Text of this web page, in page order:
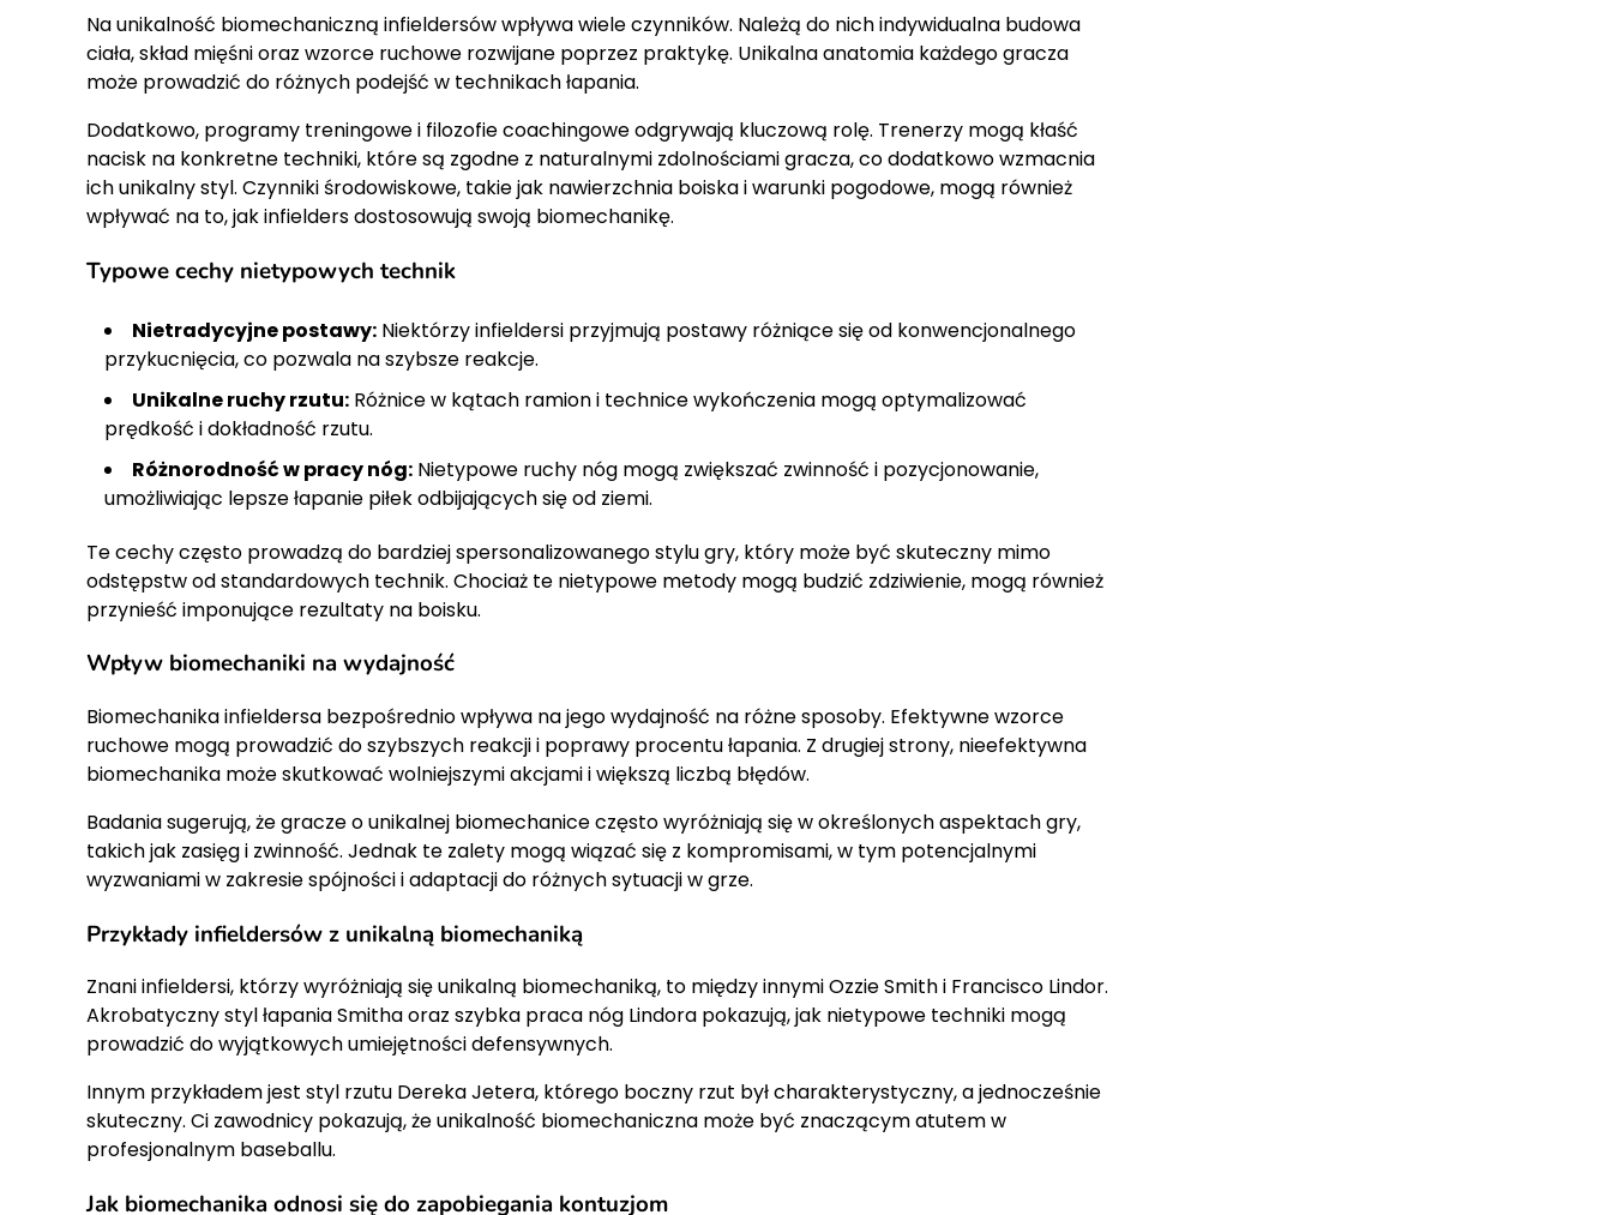
Na unikalność biomechaniczną infieldersów wpływa wiele czynników. Należą do nich indywidualna budowa
ciała, skład mięśni oraz wzorce ruchowe rozwijane poprzez praktykę. Unikalna anatomia każdego gracza
może prowadzić do różnych podejść w technikach łapania.
Dodatkowo, programy treningowe i filozofie coachingowe odgrywają kluczową rolę. Trenerzy mogą kłaść
nacisk na konkretne techniki, które są zgodne z naturalnymi zdolnościami gracza, co dodatkowo wzmacnia
ich unikalny styl. Czynniki środowiskowe, takie jak nawierzchnia boiska i warunki pogodowe, mogą również
wpływać na to, jak infielders dostosowują swoją biomechanikę.
Typowe cechy nietypowych technik
Nietradycyjne postawy: Niektórzy infieldersi przyjmują postawy różniące się od konwencjonalnego
przykucnięcia, co pozwala na szybsze reakcje.
Unikalne ruchy rzutu: Różnice w kątach ramion i technice wykończenia mogą optymalizować
prędkość i dokładność rzutu.
Różnorodność w pracy nóg: Nietypowe ruchy nóg mogą zwiększać zwinność i pozycjonowanie,
umożliwiając lepsze łapanie piłek odbijających się od ziemi.
Te cechy często prowadzą do bardziej spersonalizowanego stylu gry, który może być skuteczny mimo
odstępstw od standardowych technik. Chociaż te nietypowe metody mogą budzić zdziwienie, mogą również
przynieść imponujące rezultaty na boisku.
Wpływ biomechaniki na wydajność
Biomechanika infieldersa bezpośrednio wpływa na jego wydajność na różne sposoby. Efektywne wzorce
ruchowe mogą prowadzić do szybszych reakcji i poprawy procentu łapania. Z drugiej strony, nieefektywna
biomechanika może skutkować wolniejszymi akcjami i większą liczbą błędów.
Badania sugerują, że gracze o unikalnej biomechanice często wyróżniają się w określonych aspektach gry,
takich jak zasięg i zwinność. Jednak te zalety mogą wiązać się z kompromisami, w tym potencjalnymi
wyzwaniami w zakresie spójności i adaptacji do różnych sytuacji w grze.
Przykłady infieldersów z unikalną biomechaniką
Znani infieldersi, którzy wyróżniają się unikalną biomechaniką, to między innymi Ozzie Smith i Francisco Lindor.
Akrobatyczny styl łapania Smitha oraz szybka praca nóg Lindora pokazują, jak nietypowe techniki mogą
prowadzić do wyjątkowych umiejętności defensywnych.
Innym przykładem jest styl rzutu Dereka Jetera, którego boczny rzut był charakterystyczny, a jednocześnie
skuteczny. Ci zawodnicy pokazują, że unikalność biomechaniczna może być znaczącym atutem w
profesjonalnym baseballu.
Jak biomechanika odnosi się do zapobiegania kontuzjom